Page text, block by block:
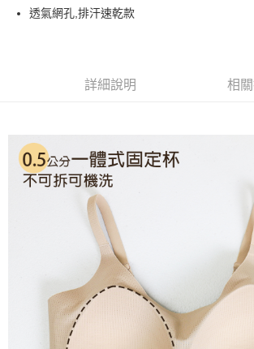
相關說明
２．便利：只要手機號碼，簡訊認證，即可結帳。
１．於結帳方式選擇「AFTEE先享後付」後，將跳轉
結帳頁面，進行簡訊認證並確認金額後，即可完成結帳
２．訂單成立數日內，您將收到繳費通知簡訊。
３．收到繳費通知簡訊後14天內，點擊此簡訊中的連
ATM／網路銀行／等多元方式進行付款，方視為交易完
※ 請注意：結帳手續完成當下不需立刻繳費，但若您
購買商品的店家。未經商家同意取消之訂單仍視為有效
後付繳納相關費用。
※ 交易是否成功請以「AFTEE先享後付 」之結帳頁面
是否繳費成功／繳費後需取消欲退款等相關疑問，請聯
客戶支援中心」
https://netprotections.freshdesk.com/
【注意事項】
１．透過由恩沛科技股份有限公司提供之「AFTEE先
付款後全家取貨
每筆NT$60，滿NT$699(含以上)免運費
每筆NT$60，滿NT$699(含以上)免運費
每筆NT$60，滿NT$699(含以上)免運費
每筆NT$100，滿NT$2,000(含以上)免運費
透氣網孔,排汗速乾款
詳細說明 相